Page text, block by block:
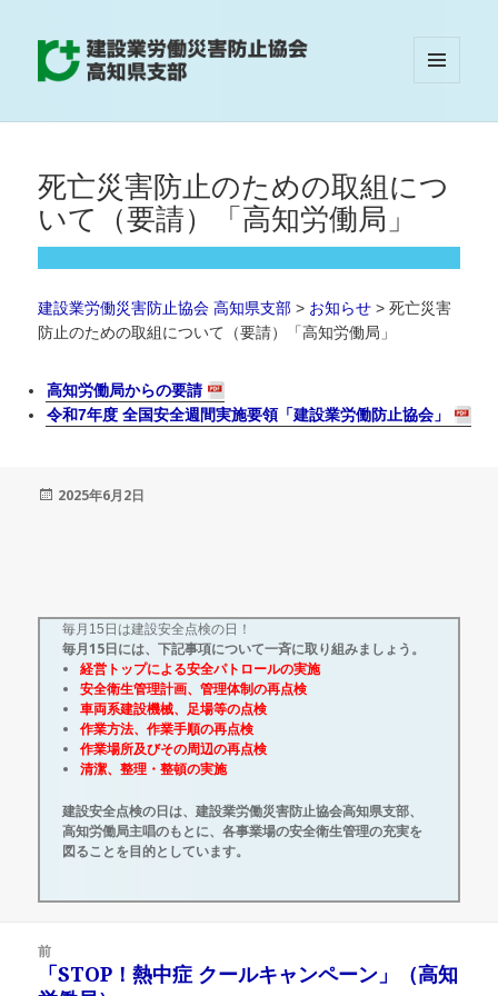
死亡災害防止のための取組につ
いて（要請）「高知労働局」
建設業労働災害防止協会 高知県支部 > お知らせ >死亡災害
防止のための取組について（要請）「高知労働局」
高知労働局からの要請
令和7年度 全国安全週間実施要領「建設業労働防止協会」
投
2025年6月2日
毎月15日は建設安全点検の日！
毎月15日には、下記事項について一斉に取り組みましょう。
経営トップによる安全パトロールの実施
安全衛生管理計画、管理体制の再点検
車両系建設機械、足場等の点検
作業方法、作業手順の再点検
作業場所及びその周辺の再点検
清潔、整理・整頓の実施
建設安全点検の日は、建設業労働災害防止協会高知県支部、
高知労働局主唱のもとに、各事業場の安全衛生管理の充実を
図ることを目的としています。
前
前「STOP！熱中症 クールキャンペーン」（高知